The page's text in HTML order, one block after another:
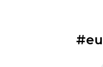
#eu